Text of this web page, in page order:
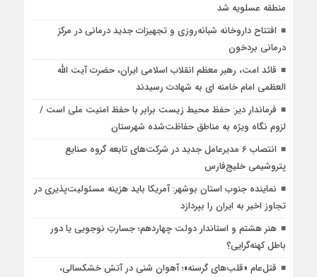
منطقه عسلویه شد
افتتاح داروخانه شبانه‌روزی و تجهیزات جدید درمانی در مرکز
درمانی بردخون
قائد امت، رهبر معظم انقلاب اسلامی ایران، حضرت آیت الله
العظمی امام خامنه ای به شهادت رسیدند
فرماندار دیر: حفظ محیط زیست برابر با حفظ امنیت ملی است /
لزوم نگاه ویژه به مناطق حفاظت‌شده شهرستان
انتصاب ۶ مدیرعامل جدید در شرکت‌های تابعه گروه صنایع
پتروشیمی خلیج‌فارس
نماینده جنوب استان بوشهر: آمریکا باید هزینه مسئولیت‌پذیری در
تجاوز اخیر به ایران را بپردازد
هنر هشتم و استاندار دولت چهاردهم؛ جسارتِ نوجویی یا دور
باطل کهنه‌گرایی؟
قتل‌عام «قلب‌های گرسنه»؛ آهوان شنی در آتش خشکسالی،